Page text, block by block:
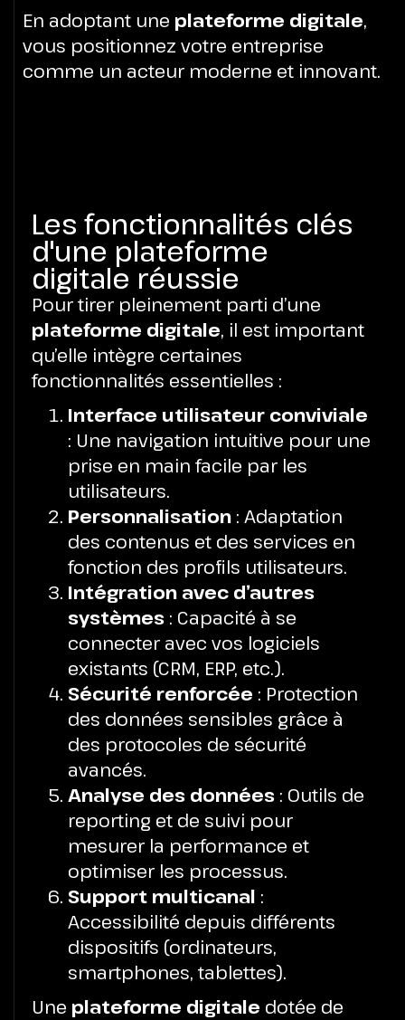
En adoptant une plateforme digitale,
vous positionnez votre entreprise
comme un acteur moderne et innovant.
Les fonctionnalités clés
d'une plateforme
digitale réussie
Pour tirer pleinement parti d’une
plateforme digitale, il est important
qu’elle intègre certaines
fonctionnalités essentielles :
Interface utilisateur conviviale
: Une navigation intuitive pour une
prise en main facile par les
utilisateurs.
Personnalisation : Adaptation
des contenus et des services en
fonction des profils utilisateurs.
Intégration avec d’autres
systèmes : Capacité à se
connecter avec vos logiciels
existants (CRM, ERP, etc.).
Sécurité renforcée : Protection
des données sensibles grâce à
des protocoles de sécurité
avancés.
Analyse des données : Outils de
reporting et de suivi pour
mesurer la performance et
optimiser les processus.
Support multicanal :
Accessibilité depuis différents
dispositifs (ordinateurs,
smartphones, tablettes).
Une plateforme digitale dotée de